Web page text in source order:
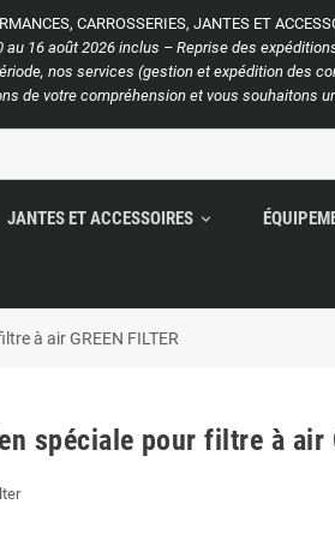
CARROSSERIES, JANTES ET
au 16 août 2026 inclus – Reprise des
nos services (gestion et expédition des
de votre compréhension et vous souhaitons
JANTES ET ACCESSOIRES expand_more
à air GREEN FILTER
spéciale pour filtre à air